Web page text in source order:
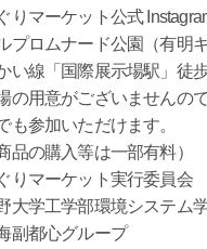
ケット公式
ロムナード公園（有明キ
国際展示場駅」徒歩７
がございませんので、
参加いただけます。
の購入等は一部有料）
マーケット実行委員会
学部環境システム学科/
副都心グループ